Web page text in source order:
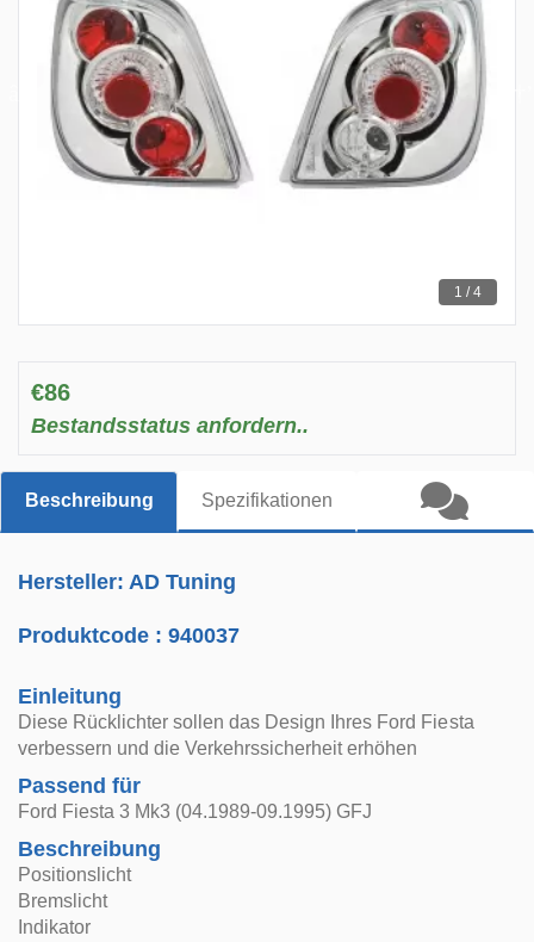
1 / 4
€86
Bestandsstatus anfordern..
Beschreibung Spezifikationen
Hersteller: AD Tuning
Produktcode :940037
Einleitung
Diese Rücklichter sollen das Design Ihres Ford Fiesta
verbessern und die Verkehrssicherheit erhöhen
Passend für
Ford Fiesta 3 Mk3 (04.1989-09.1995) GFJ
Beschreibung
Positionslicht
Bremslicht
Indikator